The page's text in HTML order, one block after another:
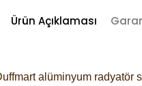
Ürün Açıklaması
alüminyum